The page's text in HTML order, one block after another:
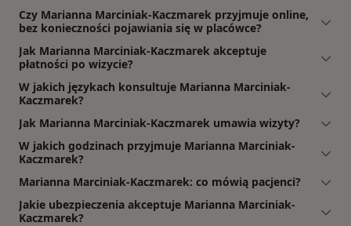
Czy Marianna Marciniak-Kaczmarek przyjmuje online,
bez konieczności pojawiania się w placówce?
Jak Marianna Marciniak-Kaczmarek akceptuje
płatności po wizycie?
W jakich językach konsultuje Marianna Marciniak-
Kaczmarek?
Jak Marianna Marciniak-Kaczmarek umawia wizyty?
W jakich godzinach przyjmuje Marianna Marciniak-
Kaczmarek?
Marianna Marciniak-Kaczmarek: co mówią pacjenci?
Jakie ubezpieczenia akceptuje Marianna Marciniak-
Kaczmarek?